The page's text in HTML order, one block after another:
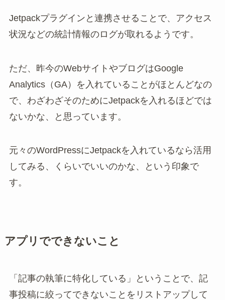
Jetpackプラグインと連携させることで、アクセス
状況などの統計情報のログが取れるようです。
ただ、昨今のWebサイトやブログはGoogle
Analytics（GA）を入れていることがほとんどなの
で、わざわざそのためにJetpackを入れるほどでは
ないかな、と思っています。
元々のWordPressにJetpackを入れているなら活用
してみる、くらいでいいのかな、という印象で
す。
アプリでできないこと
「記事の執筆に特化している」ということで、記
事投稿に絞ってできないことをリストアップして